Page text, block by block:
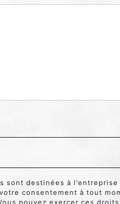
sont destinées à
consentement à tout
pouvez exercer ces